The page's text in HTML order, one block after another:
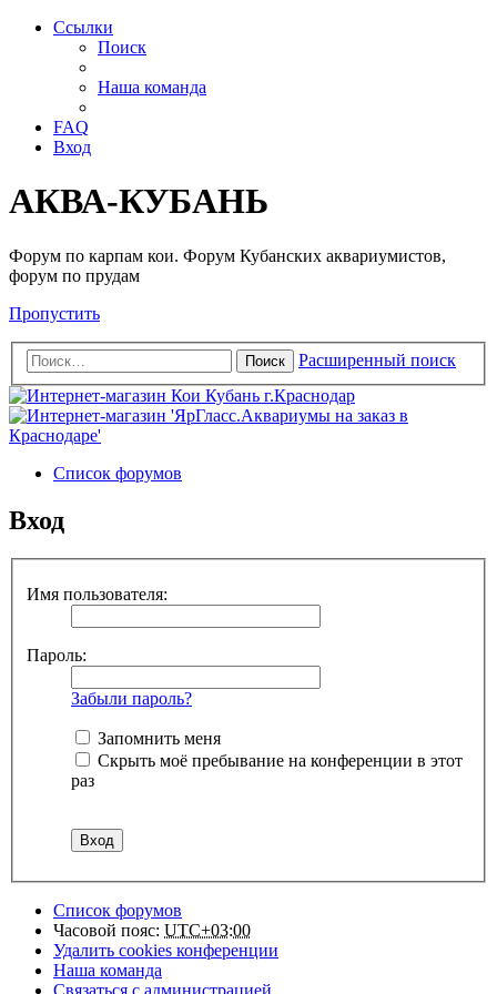
Ссылки
Поиск
Наша команда
FAQ
Вход
АКВА-КУБАНЬ
Форум по карпам кои. Форум Кубанских аквариумистов,
форум по прудам
Пропустить
Поиск Расширенный поиск
Список форумов
Вход
Имя пользователя:
Пароль:
Забыли пароль?
Запомнить меня
Скрыть моё пребывание на конференции в этот
раз
Список форумов
Часовой пояс: UTC+03:00
Удалить cookies конференции
Наша команда
Связаться с администрацией